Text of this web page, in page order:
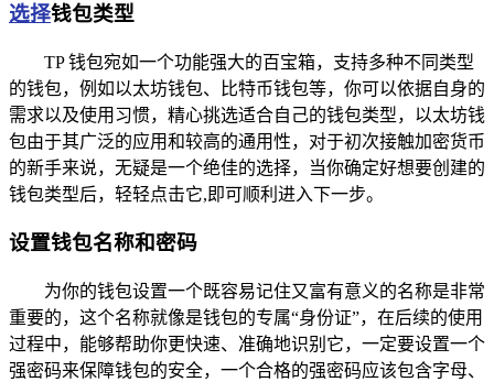
选择钱包类型
TP 钱包宛如一个功能强大的百宝箱，支持多种不同类型
的钱包，例如以太坊钱包、比特币钱包等，你可以依据自身的
需求以及使用习惯，精心挑选适合自己的钱包类型，以太坊钱
包由于其广泛的应用和较高的通用性，对于初次接触加密货币
的新手来说，无疑是一个绝佳的选择，当你确定好想要创建的
钱包类型后，轻轻点击它,即可顺利进入下一步。
设置钱包名称和密码
为你的钱包设置一个既容易记住又富有意义的名称是非常
重要的，这个名称就像是钱包的专属“身份证”，在后续的使用
过程中，能够帮助你更快速、准确地识别它，一定要设置一个
强密码来保障钱包的安全，一个合格的强密码应该包含字母、